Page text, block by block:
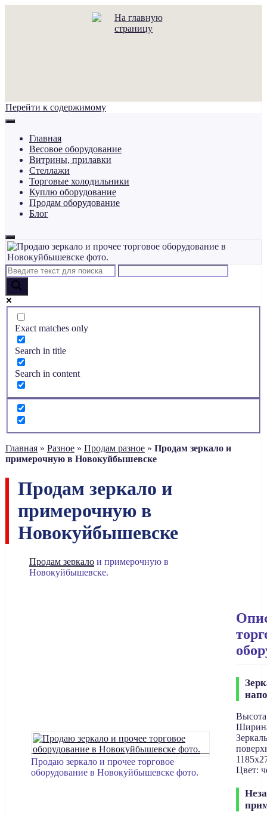
Перейти к содержимому
Главная
Весовое оборудование
Витрины, прилавки
Стеллажи
Торговые холодильники
Куплю оборудование
Продам оборудование
Блог
Exact matches only
Search in title
Search in content
Главная » Разное » Продам разное » Продам зеркало и
примерочную в Новокуйбышевске
Продам зеркало и
примерочную в
Новокуйбышевске
Продам зеркало и примерочную в
Новокуйбышевске.
Продаю зеркало и прочее торговое
оборудование в Новокуйбышевске фото.
Цвет: